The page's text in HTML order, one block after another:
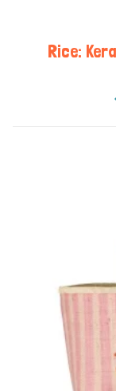
Rice: